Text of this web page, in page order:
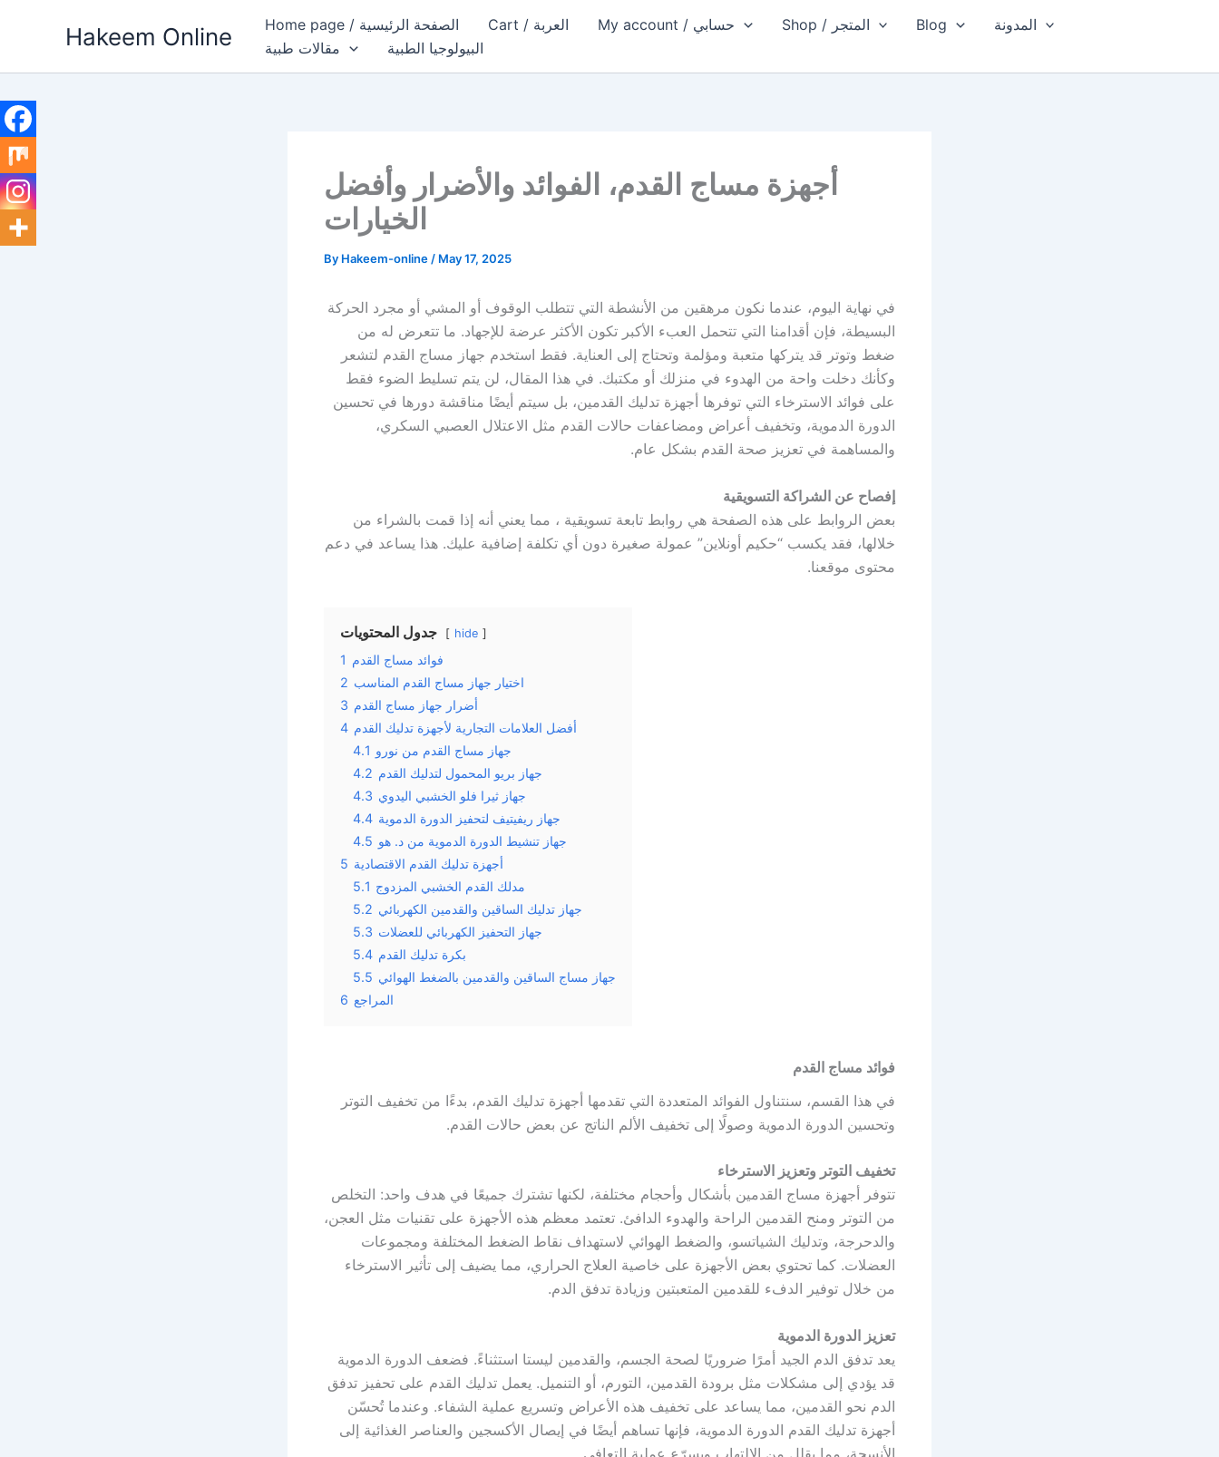
Hakeem Online Home page / الصفحة الرئيسية Cart / العربة My account / حسابي Shop / المتجر Blog
المدونة
مقالات طبية
البيولوجيا الطبية
أجهزة مساج القدم، الفوائد والأضرار وأفضل
الخيارات
By Hakeem-online / May 17, 2025
في نهاية اليوم، عندما نكون مرهقين من الأنشطة التي تتطلب الوقوف أو المشي أو مجرد الحركة
البسيطة، فإن أقدامنا التي تتحمل العبء الأكبر تكون الأكثر عرضة للإجهاد. ما تتعرض له من
ضغط وتوتر قد يتركها متعبة ومؤلمة وتحتاج إلى العناية. فقط استخدم جهاز مساج القدم لتشعر
وكأنك دخلت واحة من الهدوء في منزلك أو مكتبك. في هذا المقال، لن يتم تسليط الضوء فقط
على فوائد الاسترخاء التي توفرها أجهزة تدليك القدمين، بل سيتم أيضًا مناقشة دورها في تحسين
الدورة الدموية، وتخفيف أعراض ومضاعفات حالات القدم مثل الاعتلال العصبي السكري،
والمساهمة في تعزيز صحة القدم بشكل عام.
إفصاح عن الشراكة التسويقية
بعض الروابط على هذه الصفحة هي روابط تابعة تسويقية ، مما يعني أنه إذا قمت بالشراء من
خلالها، فقد يكسب “حكيم أونلاين” عمولة صغيرة دون أي تكلفة إضافية عليك. هذا يساعد في دعم
محتوى موقعنا.
جدول المحتويات hide
1 فوائد مساج القدم
2 اختيار جهاز مساج القدم المناسب
3 أضرار جهاز مساج القدم
4 أفضل العلامات التجارية لأجهزة تدليك القدم
4.1 جهاز مساج القدم من نورو
4.2 جهاز بريو المحمول لتدليك القدم
4.3 جهاز ثيرا فلو الخشبي اليدوي
4.4 جهاز ريفيتيف لتحفيز الدورة الدموية
4.5 جهاز تنشيط الدورة الدموية من د. هو
5 أجهزة تدليك القدم الاقتصادية
5.1 مدلك القدم الخشبي المزدوج
5.2 جهاز تدليك الساقين والقدمين الكهربائي
5.3 جهاز التحفيز الكهربائي للعضلات
5.4 بكرة تدليك القدم
5.5 جهاز مساج الساقين والقدمين بالضغط الهوائي
6 المراجع
فوائد مساج القدم
في هذا القسم، سنتناول الفوائد المتعددة التي تقدمها أجهزة تدليك القدم، بدءًا من تخفيف التوتر
وتحسين الدورة الدموية وصولًا إلى تخفيف الألم الناتج عن بعض حالات القدم.
تخفيف التوتر وتعزيز الاسترخاء
تتوفر أجهزة مساج القدمين بأشكال وأحجام مختلفة، لكنها تشترك جميعًا في هدف واحد: التخلص
من التوتر ومنح القدمين الراحة والهدوء الدافئ. تعتمد معظم هذه الأجهزة على تقنيات مثل العجن،
والدحرجة، وتدليك الشياتسو، والضغط الهوائي لاستهداف نقاط الضغط المختلفة ومجموعات
العضلات. كما تحتوي بعض الأجهزة على خاصية العلاج الحراري، مما يضيف إلى تأثير الاسترخاء
من خلال توفير الدفء للقدمين المتعبتين وزيادة تدفق الدم.
تعزيز الدورة الدموية
يعد تدفق الدم الجيد أمرًا ضروريًا لصحة الجسم، والقدمين ليستا استثناءً. فضعف الدورة الدموية
قد يؤدي إلى مشكلات مثل برودة القدمين، التورم، أو التنميل. يعمل تدليك القدم على تحفيز تدفق
الدم نحو القدمين، مما يساعد على تخفيف هذه الأعراض وتسريع عملية الشفاء. وعندما تُحسّن
أجهزة تدليك القدم الدورة الدموية، فإنها تساهم أيضًا في إيصال الأكسجين والعناصر الغذائية إلى
الأنسجة، مما يقلل من الالتهاب ويسرّع عملية التعافي.